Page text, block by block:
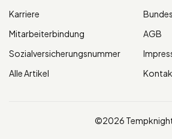
Karriere
Mitarbeiterbindung
Sozialversicherungsnummer
Alle Artikel
AGB
©2026